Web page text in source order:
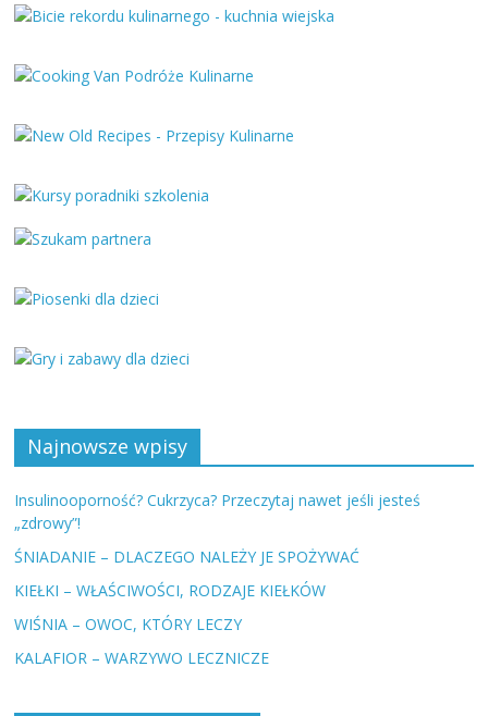
Najnowsze wpisy
Insulinooporność? Cukrzyca? Przeczytaj nawet jeśli jesteś
„zdrowy”!
ŚNIADANIE – DLACZEGO NALEŻY JE SPOŻYWAĆ
KIEŁKI – WŁAŚCIWOŚCI, RODZAJE KIEŁKÓW
WIŚNIA – OWOC, KTÓRY LECZY
KALAFIOR – WARZYWO LECZNICZE